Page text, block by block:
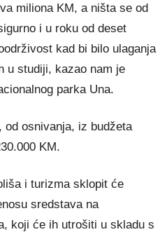
miliona KM, a ništa se od
i u roku od deset
kad bi bilo ulaganja
u studiji, kazao nam je
parka Una.
od osnivanja, iz budžeta
KM.
i turizma sklopit će
sredstava na
koji će ih utrošiti u skladu s